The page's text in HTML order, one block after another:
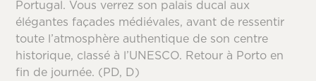
Portugal. Vous verrez son palais ducal aux
élégantes façades médiévales, avant de ressentir
toute l’atmosphère authentique de son centre
historique, classé à l’UNESCO. Retour à Porto en
fin de journée. (PD, D)